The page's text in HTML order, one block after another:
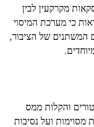
מקרקעין לבין
כי מערכת המיסוי
המשתנים של הציבור,
והקלות ממס
ועל נסיבות